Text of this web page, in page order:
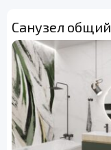
Санузел общий